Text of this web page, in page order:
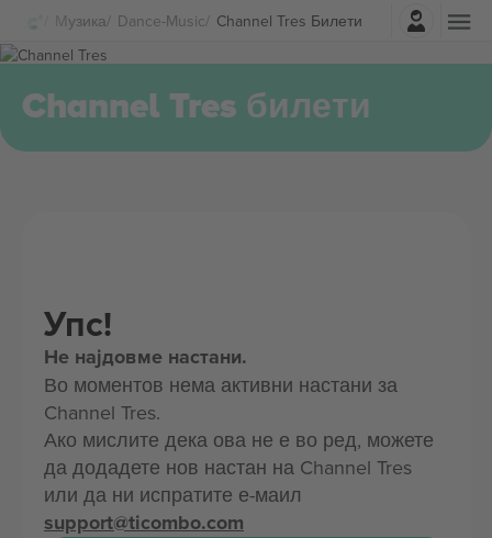
Музика Dance-Music Channel Tres Билети
Најави се
Channel Tres билети
Упс!
Не најдовме настани.
Во моментов нема активни настани за
Channel Tres.
Ако мислите дека ова не е во ред, можете
да додадете нов настан на Channel Tres
или да ни испратите е-маил
support@ticombo.com